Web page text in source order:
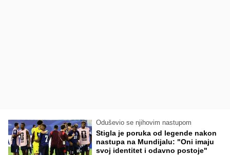
Oduševio se njihovim nastupom
Stigla je poruka od legende nakon
nastupa na Mundijalu: "Oni imaju
svoj identitet i odavno postoje"